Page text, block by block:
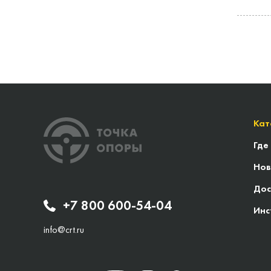
+7 800 600-54-04
info@crt.ru